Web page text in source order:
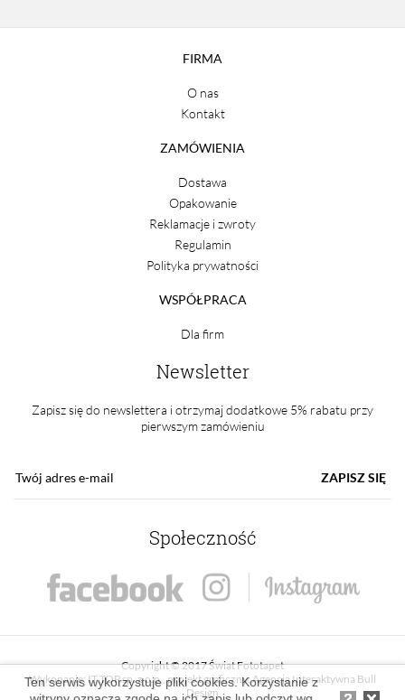
FIRMA
O nas
Kontakt
ZAMÓWIENIA
Dostawa
Opakowanie
Reklamacje i zwroty
Regulamin
Polityka prywatności
WSPÓŁPRACA
Dla firm
Newsletter
Zapisz się do newslettera i otrzymaj dodatkowe 5% rabatu przy
pierwszym zamówieniu
ZAPISZ SIĘ
Społeczność
Copyright © 2017 Świat Fototapet
Wykonanie: IT TOP sp. z o.o. , projekt graficzny:Agencja Interaktywna Bull
Design
Ten serwis wykorzystuje pliki cookies. Korzystanie z